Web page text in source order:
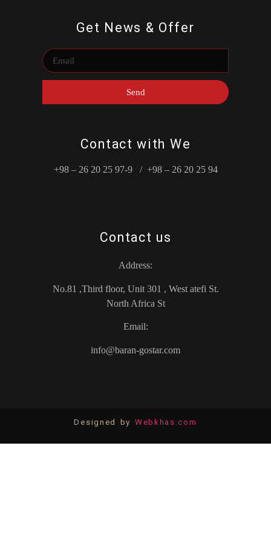
Get News & Offer
Send
Contact with We
+98 – 26 20 25 97-9 / +98 – 26 20 25 94
Contact us
Address:
No.81 ,Third floor, Unit 301 , West atefi St.
North Africa St
Email:
info@baran-gostar.com
Designed by Webkhas.com